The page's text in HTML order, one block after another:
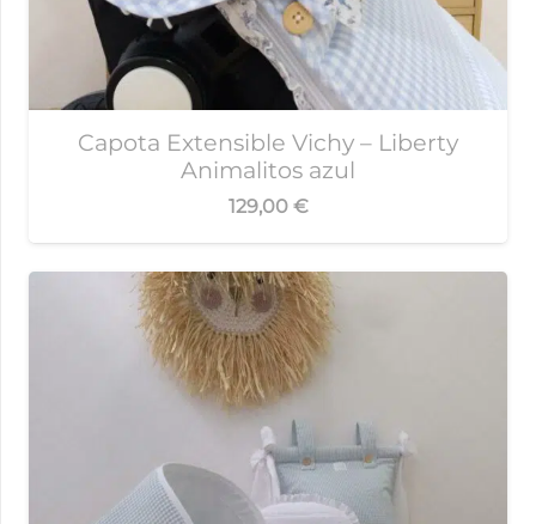
Capota Extensible Vichy – Liberty
Animalitos azul
129,00 €